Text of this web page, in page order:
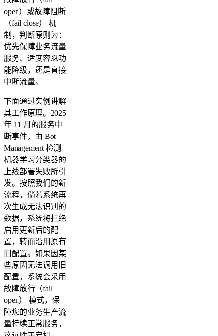
open）或故障阻断
（fail close） 机
制，判断原则为：
优先保障业务流量
服务、适度容忍功
能降级，还是直接
中断流量。
下面通过实例讲解
其工作原理。2025
年 11 月的服务中
断事件，由 Bot
Management 检测
机器学习分类器的
上线部署失败所引
发。按照我们的新
流程，倘若系统再
次生成无法识别的
数据，系统将拒绝
启用更新后的配
置，转而沿用原有
旧配置。如果因某
些原因无法调用旧
配置，系统会采用
故障放行（fail
open） 模式，保
障您的业务生产流
量持续正常服务，